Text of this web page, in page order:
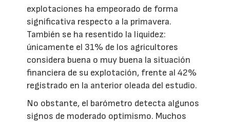
explotaciones ha empeorado de forma
significativa respecto a la primavera.
También se ha resentido la liquidez:
únicamente el 31% de los agricultores
considera buena o muy buena la situación
financiera de su explotación, frente al 42%
registrado en la anterior oleada del estudio.
No obstante, el barómetro detecta algunos
signos de moderado optimismo. Muchos